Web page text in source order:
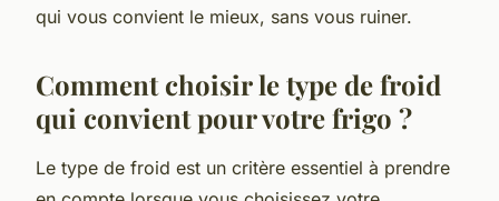
qui vous convient le mieux, sans vous ruiner.
Comment choisir le type de froid
qui convient pour votre frigo ?
Le type de froid est un critère essentiel à prendre